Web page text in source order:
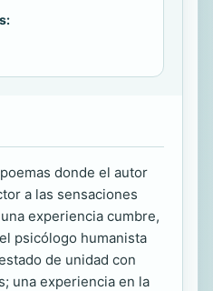
donde el autor
a las sensaciones
experiencia cumbre,
psicólogo humanista
de unidad con
una experiencia en la